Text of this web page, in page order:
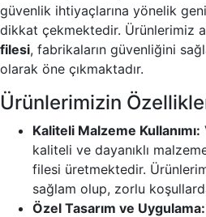
güvenlik ihtiyaçlarına yönelik
dikkat çekmektedir. Ürünlerimiz
filesi, fabrikaların güvenliğini
olarak öne çıkmaktadır.
Ürünlerimizin
Kaliteli Malzeme Kullanımı:
kaliteli ve dayanıklı
filesi üretmektedir.
sağlam olup, zorlu
Özel Tasarım ve Uygulama: